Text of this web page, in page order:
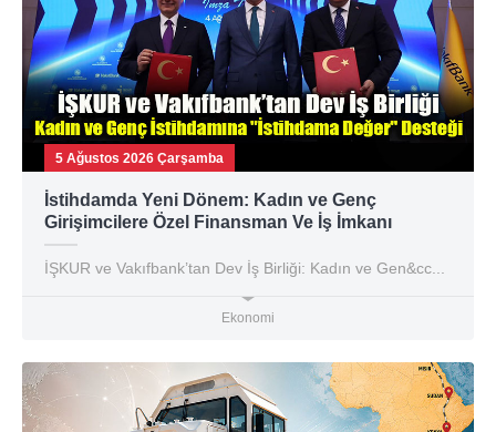
5 Ağustos 2026 Çarşamba
İstihdamda Yeni Dönem: Kadın ve Genç
Girişimcilere Özel Finansman Ve İş İmkanı
İŞKUR ve Vakıfbank’tan Dev İş Birliği: Kadın ve Gen&cc...
Ekonomi